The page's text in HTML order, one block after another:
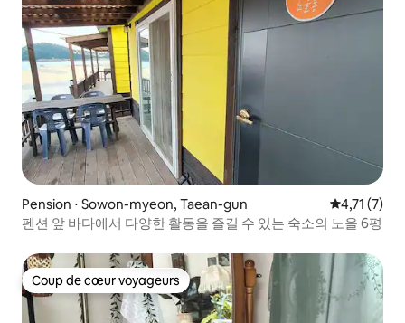
Pension ⋅ Sowon-myeon, Taean-gun Évaluation
4,71 (7)
펜션 앞 바다에서 다양한 활동을 즐길 수 있는 숙소의 노을 6평
Coup de cœur voyageurs
Coup de cœur voyageurs